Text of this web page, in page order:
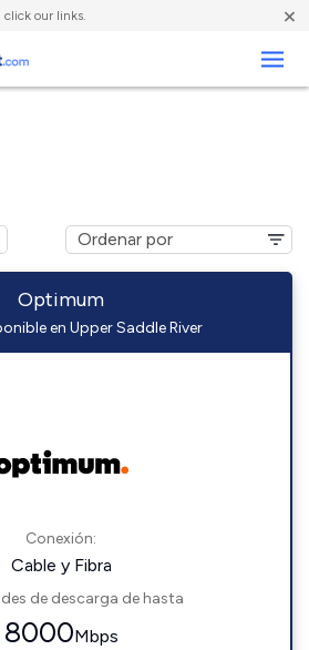
click our links. ×
Optimum
en Upper Saddle River
Conexión:
Cable y Fibra
de descarga de hasta
8000Mbps